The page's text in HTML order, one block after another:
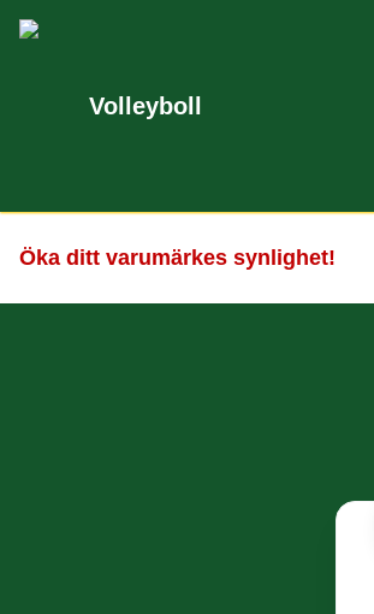
Volleyboll
Öka ditt varumärkes synlighet!